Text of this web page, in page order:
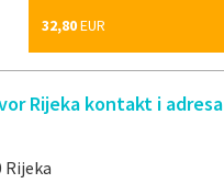
32,80EUR
Rijeka kontakt i adresa
Rijeka